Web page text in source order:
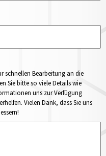
schnellen Bearbeitung an die
Sie bitte so viele Details wie
uns zur Verfügung
Vielen Dank, dass Sie uns